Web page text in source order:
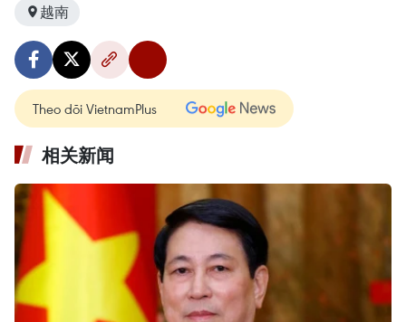
越南
Theo dõi VietnamPlus
相关新闻